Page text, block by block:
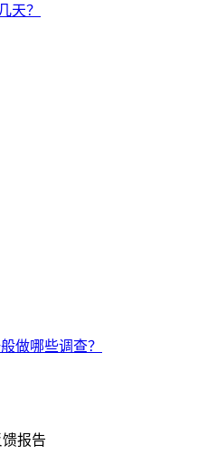
天？
做哪些调查？
报告